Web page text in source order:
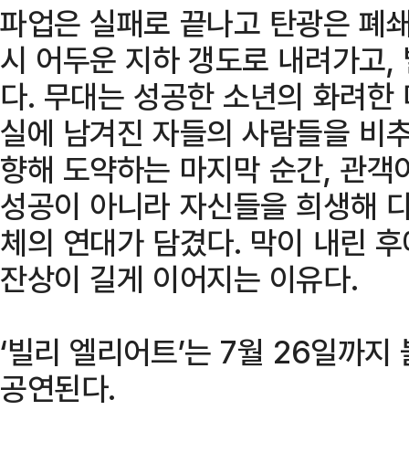
파업은 실패로 끝나고 탄광은 폐
시 어두운 지하 갱도로 내려가고
다. 무대는 성공한 소년의 화려
실에 남겨진 자들의 사람들을 비
향해 도약하는 마지막 순간, 관
성공이 아니라 자신들을 희생해
체의 연대가 담겼다. 막이 내린
잔상이 길게 이어지는 이유다.
‘빌리 엘리어트’는 7월 26일까
공연된다.